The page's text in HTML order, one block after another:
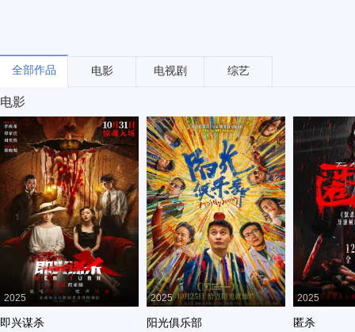
全部作品 电影 电视剧 综艺
电影
2025
即兴谋杀
2025
阳光俱乐部
2025
匿杀